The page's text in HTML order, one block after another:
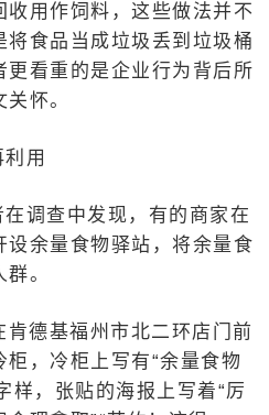
用作饲料，这些做法并不
食品当成垃圾丢到垃圾桶
更看重的是企业行为背后所
怀。
用
调查中发现，有的商家在
余量食物驿站，将余量食
。
德基福州市北二环店门前
，冷柜上写有“余量食物
样，张贴的海报上写着“厉